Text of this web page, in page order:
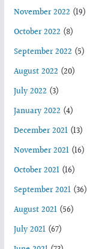
November 2022 (19)
October 2022 (8)
September 2022 (5)
August 2022 (20)
July 2022 (3)
January 2022 (4)
December 2021(13)
November 2021(16)
October 2021(16)
September 2021(36)
August 2021(56)
July 2021(67)